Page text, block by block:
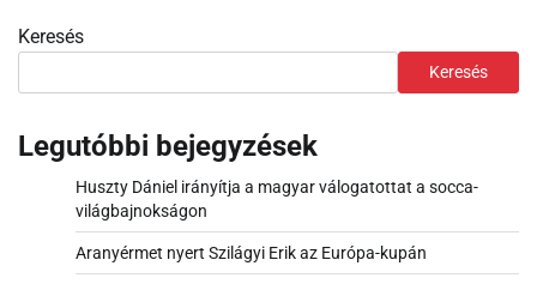
Keresés
Keresés
Legutóbbi bejegyzések
Huszty Dániel irányítja a magyar válogatottat a socca-
világbajnokságon
Aranyérmet nyert Szilágyi Erik az Európa-kupán